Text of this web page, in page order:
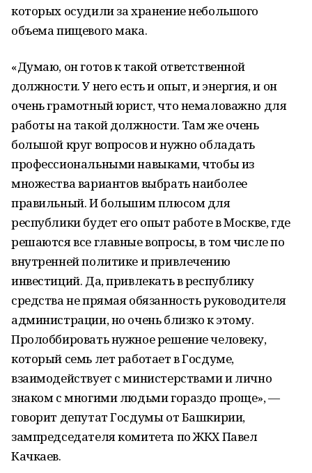
которых осудили за хранение небольшого
объема пищевого мака.
«Думаю, он готов к такой ответственной
должности. У него есть и опыт, и энергия, и он
очень грамотный юрист, что немаловажно для
работы на такой должности. Там же очень
большой круг вопросов и нужно обладать
профессиональными навыками, чтобы из
множества вариантов выбрать наиболее
правильный. И большим плюсом для
республики будет его опыт работе в Москве, где
решаются все главные вопросы, в том числе по
внутренней политике и привлечению
инвестиций. Да, привлекать в республику
средства не прямая обязанность руководителя
администрации, но очень близко к этому.
Пролоббировать нужное решение человеку,
который семь лет работает в Госдуме,
взаимодействует с министерствами и лично
знаком с многими людьми гораздо проще», —
говорит депутат Госдумы от Башкирии,
зампредседателя комитета по ЖКХ Павел
Качкаев.